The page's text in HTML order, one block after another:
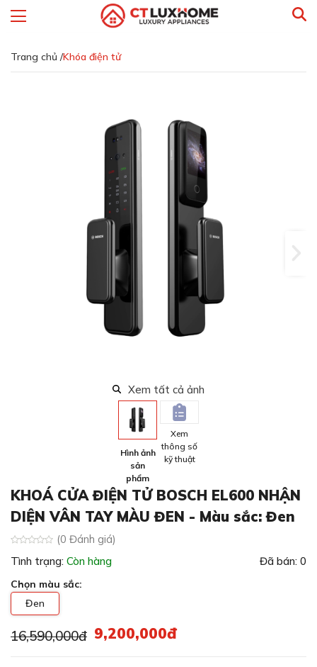
Trang chủ /Khóa điện tử
Xem tất cả ảnh
Hình ảnh
sản
phẩm
Xem
thông số
kỹ thuật
KHOÁ CỬA ĐIỆN TỬ BOSCH EL600 NHẬN
DIỆN VÂN TAY MÀU ĐEN - Màu sắc: Đen
(0 Đánh giá)
Tình trạng: Còn hàng Đã bán: 0
Chọn màu sắc:
Đen
16,590,000đ 9,200,000đ